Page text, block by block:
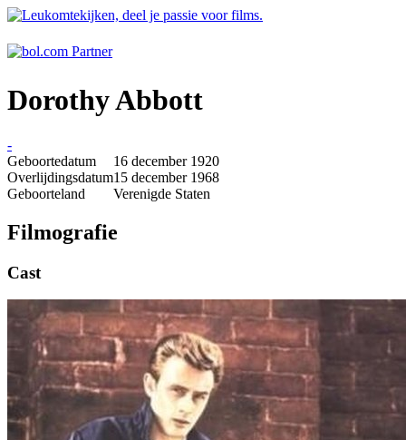
Dorothy Abbott
-
Geboortedatum
16 december 1920
Overlijdingsdatum15 december 1968
Geboorteland
Verenigde Staten
Filmografie
Cast